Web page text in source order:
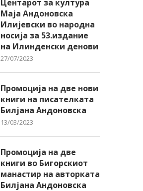
Центарот за култура
Маја Андоновска
Илијевски во народна
носија за 53.издание
на Илинденски денови
27/07/2023
Промоција на две нови
книги на писателката
Билјана Андоновска
13/03/2023
Промоција на две
книги во Бигорскиот
манастир на авторката
Билјана Андоновска